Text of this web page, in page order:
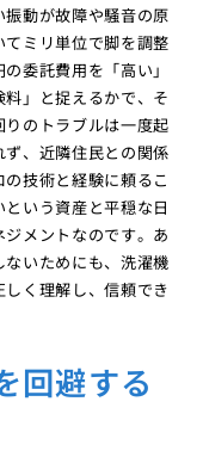
動が故障や騒音の原
ミリ単位で脚を調整
委託費用を「高い」
」と捉えるかで、そ
のトラブルは一度起
、近隣住民との関係
技術と経験に頼るこ
いう資産と平穏な日
メントなのです。あ
いためにも、洗濯機
く理解し、信頼でき
回避する